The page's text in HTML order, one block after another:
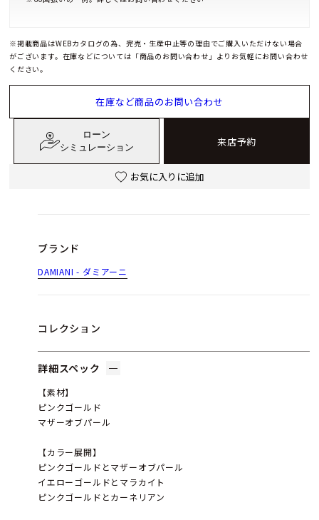
※掲載商品はWEBカタログの為、完売・生産中止等の理由でご購入いただけない場合
がございます。在庫などについては「商品のお問い合わせ」よりお気軽にお問い合わせ
ください。
在庫など商品のお問い合わせ
ローン
シミュレーション
来店予約
お気に入りに追加
ブランド
DAMIANI - ダミアーニ
コレクション
詳細スペック
【素材】
ピンクゴールド
マザーオブパール
【カラー展開】
ピンクゴールドとマザーオブパール
イエローゴールドとマラカイト
ピンクゴールドとカーネリアン